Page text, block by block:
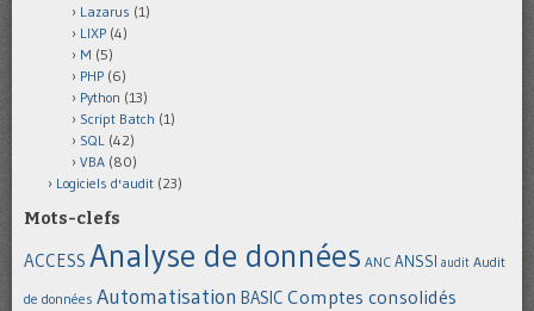
Lazarus (1)
LIXP (4)
M (5)
PHP (6)
Python (13)
Script Batch (1)
SQL (42)
VBA (80)
Logiciels d'audit (23)
Mots-clefs
ACCESS Analyse de données ANC ANSSI audit Audit
de données Automatisation BASIC Comptes consolidés